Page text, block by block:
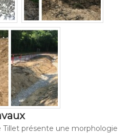
Tillet présente une morphologie